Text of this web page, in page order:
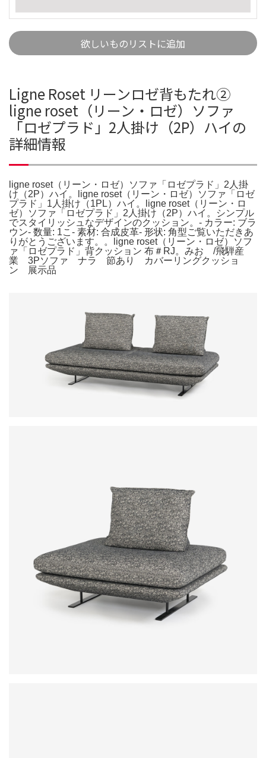
欲しいものリストに追加
Ligne Roset リーンロゼ背もたれ②
ligne roset（リーン・ロゼ）ソファ
「ロゼプラド」2人掛け（2P）ハイの
詳細情報
ligne roset（リーン・ロゼ）ソファ「ロゼプラド」2人掛
け（2P）ハイ。ligne roset（リーン・ロゼ）ソファ「ロゼ
プラド」1人掛け（1PL）ハイ。ligne roset（リーン・ロ
ゼ）ソファ「ロゼプラド」2人掛け（2P）ハイ。シンプル
でスタイリッシュなデザインのクッション。- カラー: ブラ
ウン- 数量: 1こ- 素材: 合成皮革- 形状: 角型ご覧いただきあ
りがとうございます。。ligne roset（リーン・ロゼ）ソフ
ァ「ロゼプラド」背クッション 布＃RJ。みお /飛騨産
業 3Pソファ ナラ 節あり カバーリングクッショ
ン 展示品